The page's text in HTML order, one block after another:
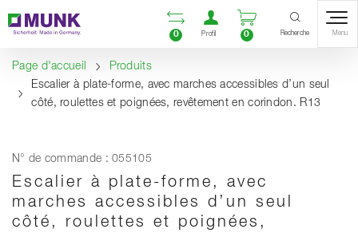
Contenu
Sommaire
Navigation Ouvrir la liste
0
Ouvrir un compte
Profil
Ouvrir le
0 Recherche Menu
Page d'accueil
Produits
Escalier à plate-forme, avec marches accessibles d’un seul
côté, roulettes et poignées, revêtement en corindon. R13
N° de commande : 055105
Escalier à plate-forme, avec
marches accessibles d’un seul
côté, roulettes et poignées,